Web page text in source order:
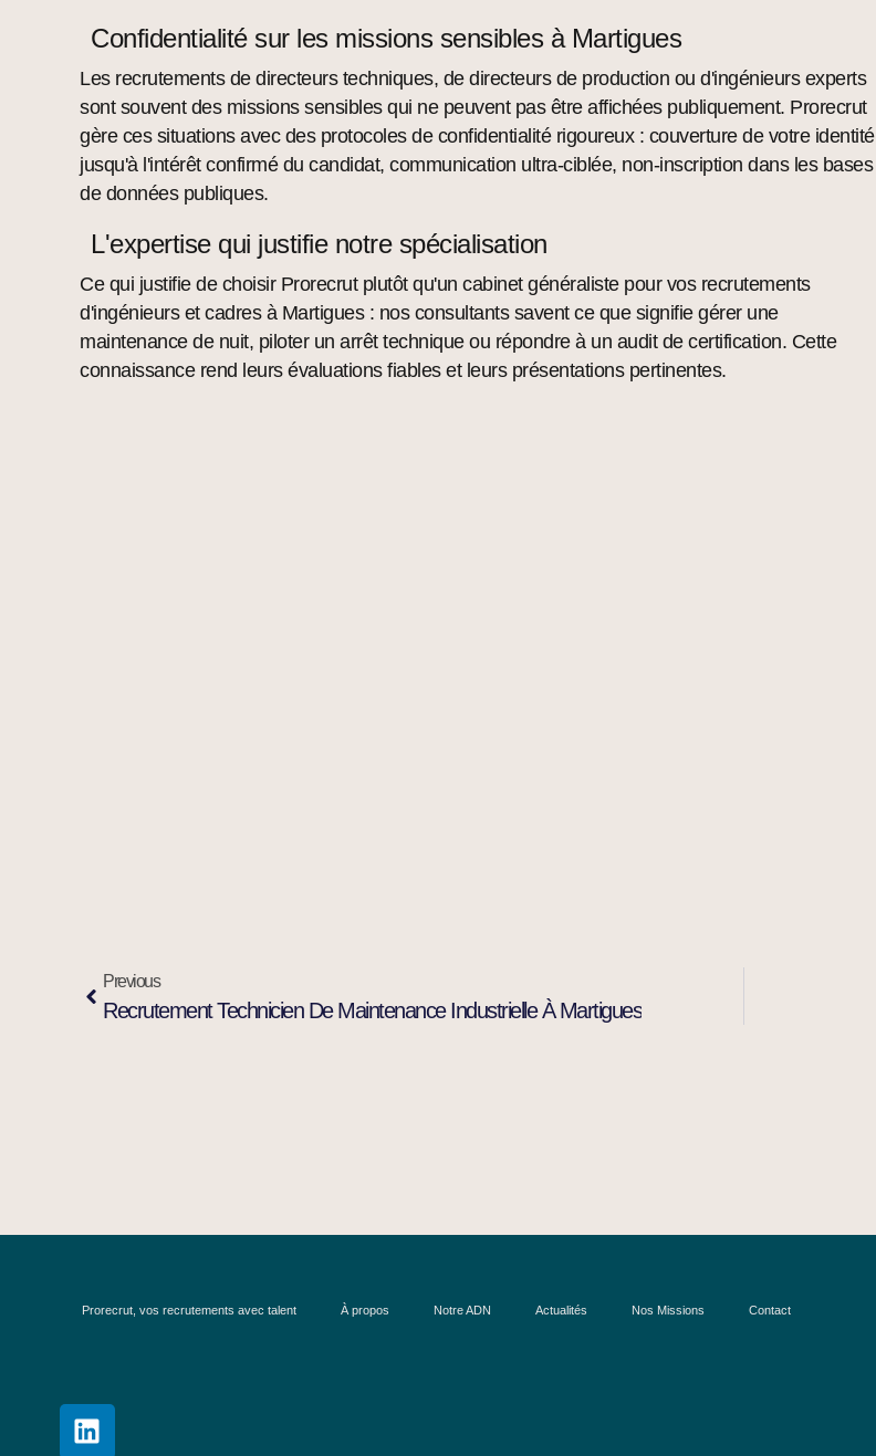
Confidentialité sur les missions sensibles à Martigues
Les recrutements de directeurs techniques, de directeurs de production ou d'ingénieurs experts
sont souvent des missions sensibles qui ne peuvent pas être affichées publiquement. Prorecrut
gère ces situations avec des protocoles de confidentialité rigoureux : couverture de votre identité
jusqu'à l'intérêt confirmé du candidat, communication ultra-ciblée, non-inscription dans les bases
de données publiques.
L'expertise qui justifie notre spécialisation
Ce qui justifie de choisir Prorecrut plutôt qu'un cabinet généraliste pour vos recrutements
d'ingénieurs et cadres à Martigues : nos consultants savent ce que signifie gérer une
maintenance de nuit, piloter un arrêt technique ou répondre à un audit de certification. Cette
connaissance rend leurs évaluations fiables et leurs présentations pertinentes.
Previous
Recrutement Technicien De Maintenance Industrielle À Martigues
Prorecrut, vos recrutements avec talent À propos Notre ADN Actualités Nos Missions Contact